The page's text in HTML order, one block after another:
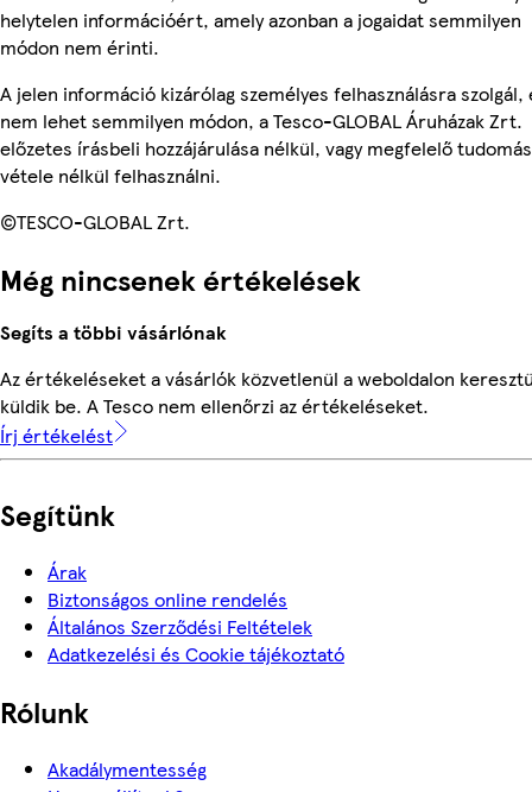
helytelen információért, amely azonban a jogaidat semmilyen
módon nem érinti.
A jelen információ kizárólag személyes felhasználásra szolgál,
nem lehet semmilyen módon, a Tesco-GLOBAL Áruházak Zrt.
előzetes írásbeli hozzájárulása nélkül, vagy megfelelő
vétele nélkül felhasználni.
©TESCO-GLOBAL Zrt.
Még nincsenek értékelések
Segíts a többi vásárlónak
Az értékeléseket a vásárlók közvetlenül a weboldalon
küldik be. A Tesco nem ellenőrzi az értékeléseket.
Írj értékelést
Segítünk
Árak
Biztonságos online rendelés
Általános Szerződési Feltételek
Adatkezelési és Cookie tájékoztató
Rólunk
Akadálymentesség